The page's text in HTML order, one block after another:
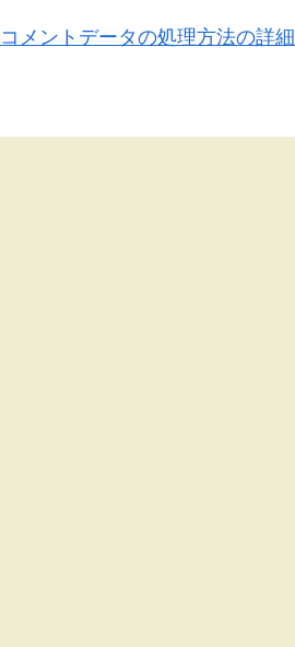
コメントデータの処理方法の詳細